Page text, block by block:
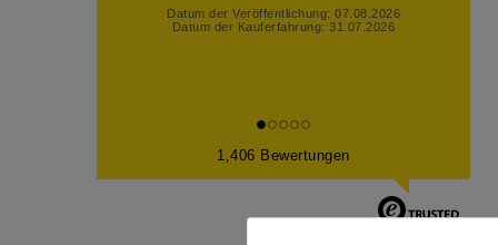
Datum der Veröffentlichung: 07.08.2026
Datum der Kauferfahrung: 31.07.2026
1,406 Bewertungen